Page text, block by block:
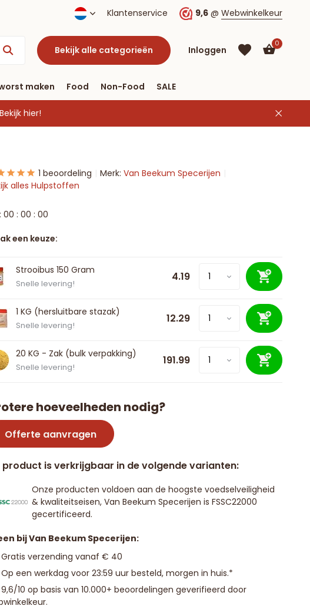
Klantenservice 9,6 @ Webwinkelkeur
Bekijk alle categorieën Inloggen
Account
aanmaken
0
maken Food Non-Food SALE
Bekijk hier!
1 beoordeling Merk: Van Beekum Specerijen
alles Hulpstoffen
: 00 : 00 : 00
een keuze:
Strooibus 150 Gram
Snelle levering! 4.19
1 KG (hersluitbare stazak)
Snelle levering! 12.29
20 KG - Zak (bulk verpakking)
Snelle levering! 191.99
hoeveelheden nodig?
Offerte aanvragen
product is verkrijgbaar in de volgende varianten:
Onze producten voldoen aan de hoogste voedselveiligheid
& kwaliteitseisen, Van Beekum Specerijen is FSSC22000
gecertificeerd.
bij Van Beekum Specerijen:
Gratis verzending vanaf € 40
Op een werkdag voor 23:59 uur besteld, morgen in huis.*
9,6/10 op basis van 10.000+ beoordelingen geverifieerd door